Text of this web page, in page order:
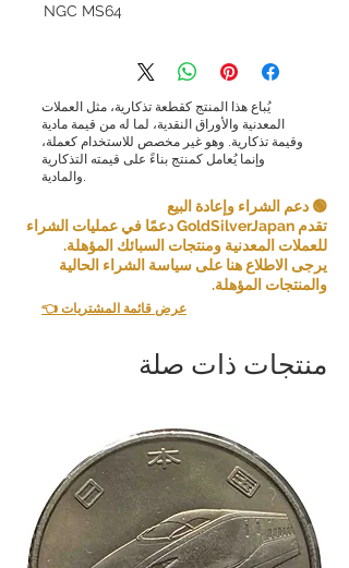
NGC MS64
يُباع هذا المنتج كقطعة تذكارية، مثل العملات
المعدنية والأوراق النقدية، لما له من قيمة مادية
وقيمة تذكارية. وهو غير مخصص للاستخدام كعملة،
وإنما يُعامل كمنتج بناءً على قيمته التذكارية
🟢 دعم الشراء وإعادة البيع
تقدم GoldSilverJapan دعمًا في عمليات الشراء
للعملات المعدنية ومنتجات السبائك المؤهلة.
يرجى الاطلاع هنا على سياسة الشراء الحالية
والمنتجات المؤهلة.
👈 عرض قائمة المشتريات
منتجات ذات صلة